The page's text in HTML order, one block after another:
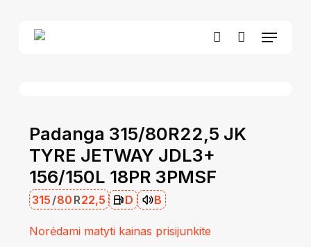
Menu
Close
Cart
Padanga 315/80R22,5 JK
TYRE JETWAY JDL3+
156/150L 18PR 3PMSF
315 /80 R22,5 D B
Norėdami matyti kainas prisijunkite